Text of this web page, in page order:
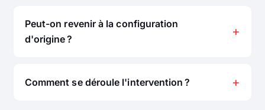
Peut-on revenir à la configuration
d'origine ?
Comment se déroule l'intervention ?